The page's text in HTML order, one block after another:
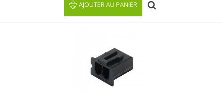
AJOUTER AU PANIER